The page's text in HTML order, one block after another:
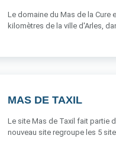
Le domaine du Mas de la Cure
kilomètres de la ville d'Arles,
MAS DE TAXIL
Le site Mas de Taxil fait partie
nouveau site regroupe les 5